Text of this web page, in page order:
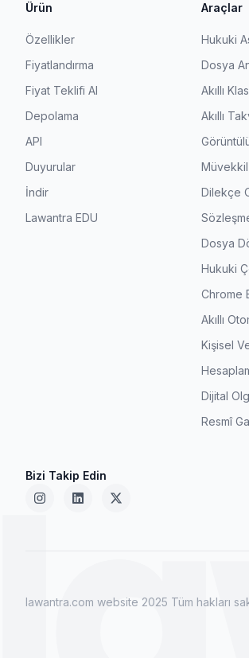
Ürün
Özellikler
Fiyatlandırma
Fiyat Teklifi Al
Depolama
API
Duyurular
İndir
Lawantra EDU
Araçlar
Hukuki
Dosya
Akıllı
Akıllı
Dilekçe
Dosya
Hukuki
Chrome
Akıllı
Kişisel
Dijital
Resmî
Bizi Takip Edin
lawantra.com website 2025 Tüm hakları